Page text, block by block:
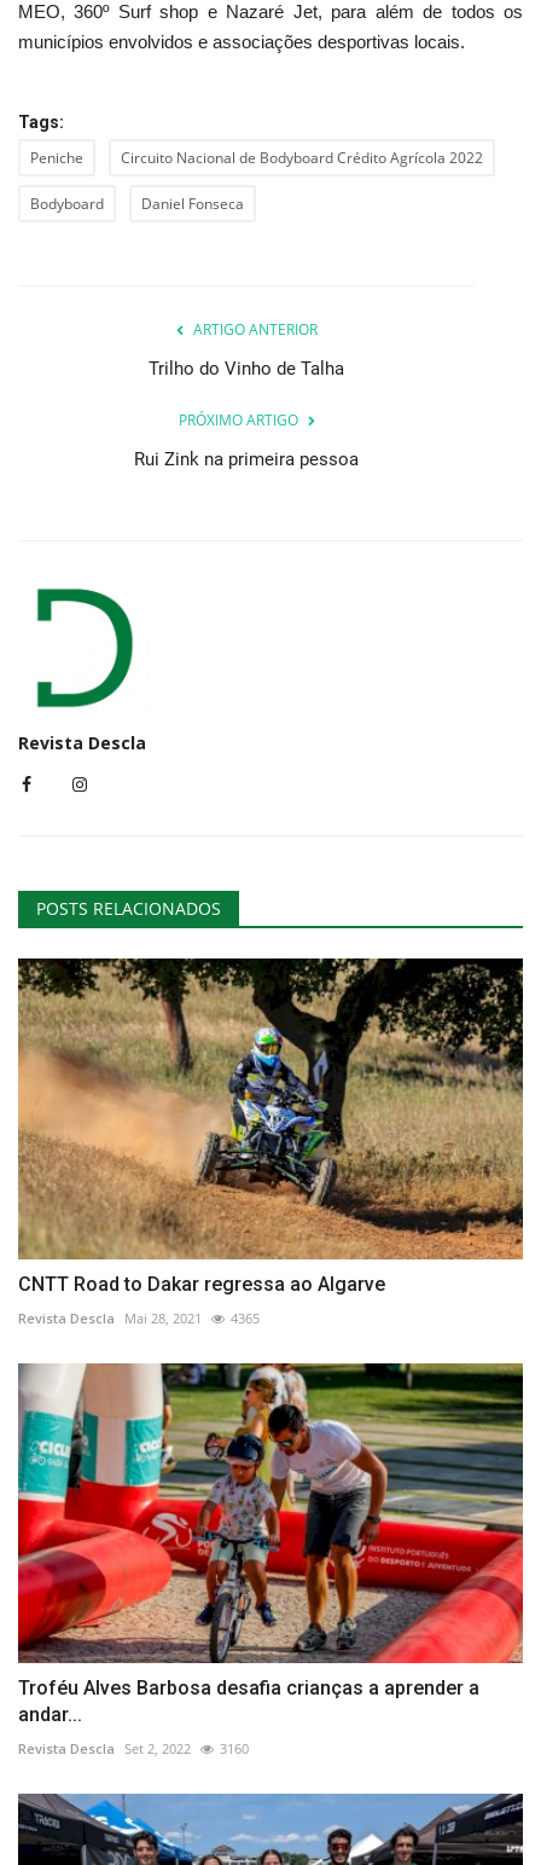
MEO, 360º Surf shop e Nazaré Jet, para além de todos os
municípios envolvidos e associações desportivas locais.
Tags:
Peniche Circuito Nacional de Bodyboard Crédito Agrícola 2022
Bodyboard Daniel Fonseca
ARTIGO ANTERIOR
Trilho do Vinho de Talha
PRÓXIMO ARTIGO
Rui Zink na primeira pessoa
Revista Descla
POSTS RELACIONADOS
CNTT Road to Dakar regressa ao Algarve
Revista Descla Mai 28, 2021 4365
Troféu Alves Barbosa desafia crianças a aprender a
andar...
Revista Descla Set 2, 2022 3160